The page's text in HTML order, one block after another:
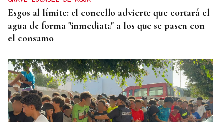
Esgos al límite: el concello advierte que cortará el
agua de forma "inmediata" a los que se pasen con
el consumo